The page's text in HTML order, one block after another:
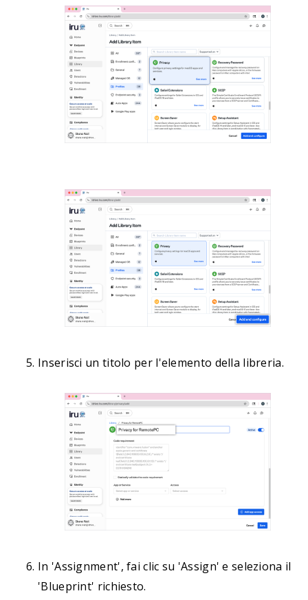
Inserisci un titolo per l'elemento della libreria.
In 'Assignment', fai clic su 'Assign' e seleziona il
'Blueprint' richiesto.